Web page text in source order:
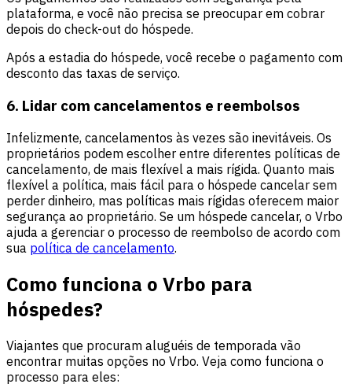
plataforma, e você não precisa se preocupar em cobrar
depois do check-out do hóspede.
Após a estadia do hóspede, você recebe o pagamento com
desconto das taxas de serviço.
6. Lidar com cancelamentos e reembolsos
Infelizmente, cancelamentos às vezes são inevitáveis. Os
proprietários podem escolher entre diferentes políticas de
cancelamento, de mais flexível a mais rígida. Quanto mais
flexível a política, mais fácil para o hóspede cancelar sem
perder dinheiro, mas políticas mais rígidas oferecem maior
segurança ao proprietário. Se um hóspede cancelar, o Vrbo
ajuda a gerenciar o processo de reembolso de acordo com
sua política de cancelamento.
Como funciona o Vrbo para
hóspedes?
Viajantes que procuram aluguéis de temporada vão
encontrar muitas opções no Vrbo. Veja como funciona o
processo para eles: